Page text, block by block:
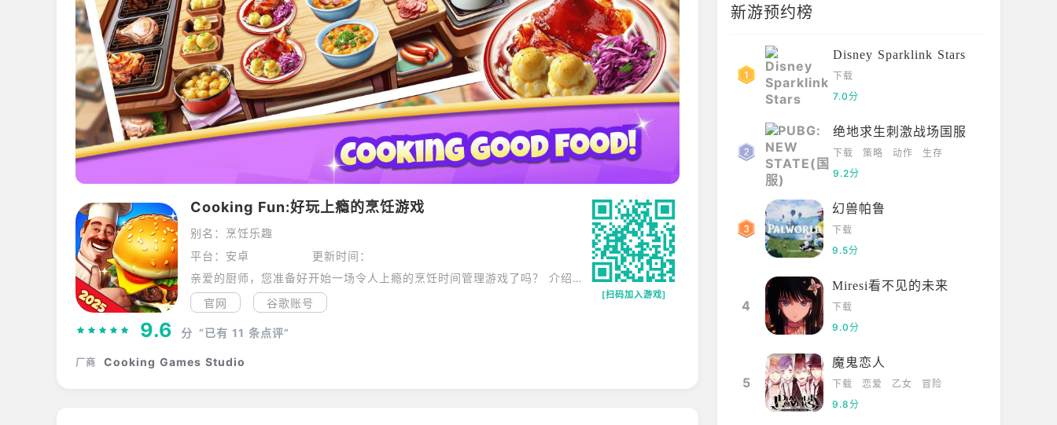
Cooking Fun:好玩上瘾的烹饪游戏
别名：烹饪乐趣
平台：安卓
更新时间：
亲爱的厨师，您准备好开始一场令人上瘾的烹饪时间管理游戏了吗？ 介绍一下《烹饪乐趣》，我们的餐厅游戏在烹饪游戏中非常出色，而且完全免费！
官网
谷歌账号
[扫码加入游戏]
9.6 分 “已有 11 条点评”
厂商 Cooking Games Studio
新游预约榜
Disney Sparklink Stars
下载
7.0分
绝地求生刺激战场国服
下载 策略 动作
生存
9.2分
幻兽帕鲁
下载
9.5分
4
Miresi看不见的未来
下载
9.0分
5
魔鬼恋人
下载 恋爱 乙女
冒险
9.8分